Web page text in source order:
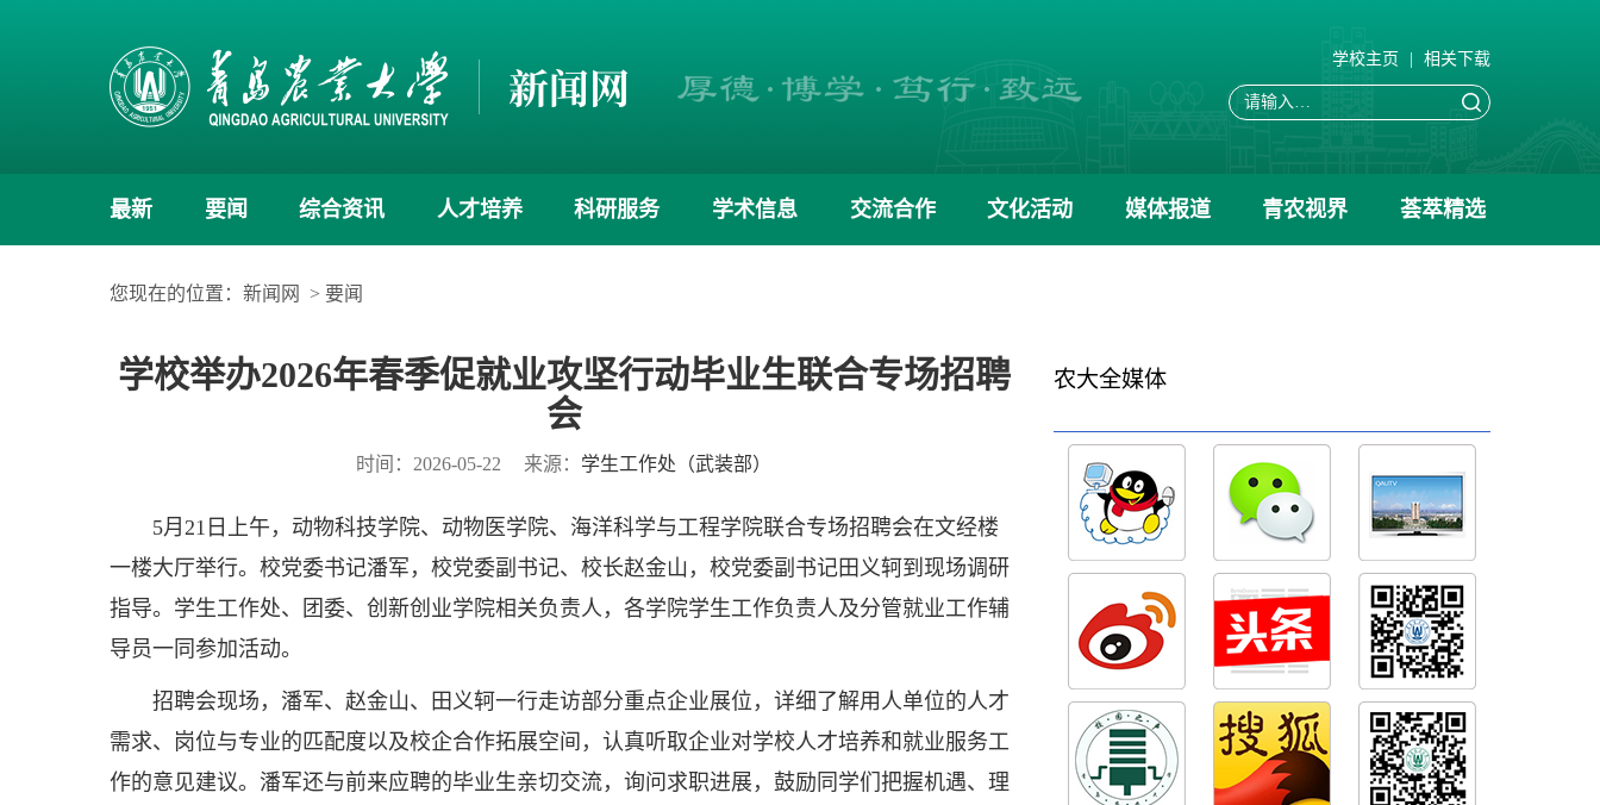
学校主页 相关下载
最新 要闻 综合资讯 人才培养 科研服务 学术信息 交流合作 文化活动 媒体报道 青农视界 荟萃精选
您现在的位置： 新闻网 > 要闻
学校举办2026年春季促就业攻坚行动毕业生联合专场招聘
会
时间：2026-05-22 来源： 学生工作处（武装部）
5月21日上午，动物科技学院、动物医学院、海洋科学与工程学院联合专场招聘会在文经楼
一楼大厅举行。校党委书记潘军，校党委副书记、校长赵金山，校党委副书记田义轲到现场调研
指导。学生工作处、团委、创新创业学院相关负责人，各学院学生工作负责人及分管就业工作辅
导员一同参加活动。
招聘会现场，潘军、赵金山、田义轲一行走访部分重点企业展位，详细了解用人单位的人才
需求、岗位与专业的匹配度以及校企合作拓展空间，认真听取企业对学校人才培养和就业服务工
作的意见建议。潘军还与前来应聘的毕业生亲切交流，询问求职进展，鼓励同学们把握机遇、理
农大全媒体